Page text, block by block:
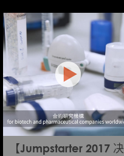
【Jumpstarter 2017 决